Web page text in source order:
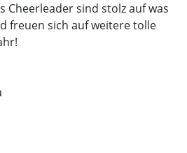
Cheerleader sind stolz auf was
freuen sich auf weitere tolle